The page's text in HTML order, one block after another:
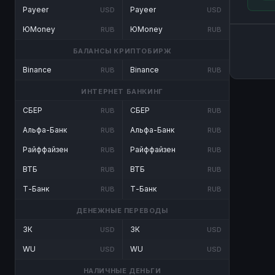
Payeer USD
ЮMoney RUB
Payeer USD
ЮMoney RUB
БАЛАНСЫ КРИПТОБИРЖ
Binance RUB Binance RUB
ИНТЕРНЕТ БАНКИНГ
СБЕР RUB
Альфа-Банк RUB
Райффайзен RUB
ВТБ RUB
Т-Банк RUB
СБЕР RUB
Альфа-Банк RUB
Райффайзен RUB
ВТБ RUB
Т-Банк RUB
ДЕНЕЖНЫЕ ПЕРЕВОДЫ
ЗК USD
WU USD
ЗК USD
WU USD
НАЛИЧНЫЕ ДЕНЬГИ